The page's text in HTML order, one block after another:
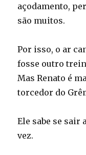
açodamento,
são muitos.
Por isso, o ar
fosse outro
Mas Renato é
torcedor do
Ele sabe se sair
vez.